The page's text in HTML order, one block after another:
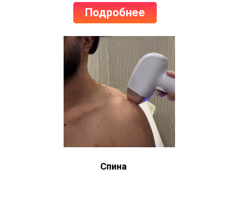
Подробнее
Спина